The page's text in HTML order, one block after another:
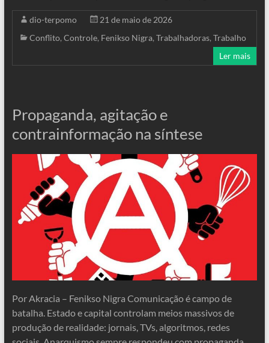
dio-terpomo
21 de maio de 2026
Conflito, Controle, Fenikso Nigra, Trabalhadoras, Trabalho
Ler mais
Propaganda, agitação e
contrainformação na síntese
Por Akracia – Fenikso Nigra Comunicação é campo de
batalha. Estado e capital controlam meios massivos de
produção de realidade: jornais, TVs, algoritmos, redes